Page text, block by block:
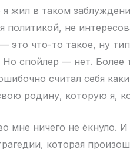
жил в таком
политикой, не
это что-то такое, ну
Но спойлер — нет. Более
считал себя
родину, которую я,
мне ничего не ёкнуло.
которая